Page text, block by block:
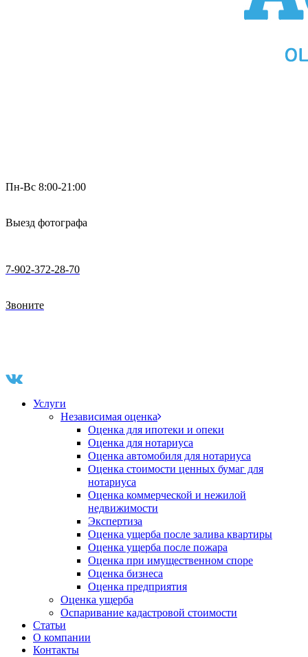
Пн-Вс 8:00-21:00
Выезд фотографа
7-902-372-28-70
Звоните
Услуги
Независимая оценка
Оценка для ипотеки и опеки
Оценка для нотариуса
Оценка автомобиля для нотариуса
Оценка стоимости ценных бумаг для
нотариуса
Оценка коммерческой и нежилой
недвижимости
Экспертиза
Оценка ущерба после залива квартиры
Оценка ущерба после пожара
Оценка при имущественном споре
Оценка бизнеса
Оценка предприятия
Оценка ущерба
Оспаривание кадастровой стоимости
Статьи
О компании
Контакты